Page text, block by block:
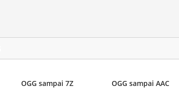
OGG sampai 7Z OGG sampai AAC